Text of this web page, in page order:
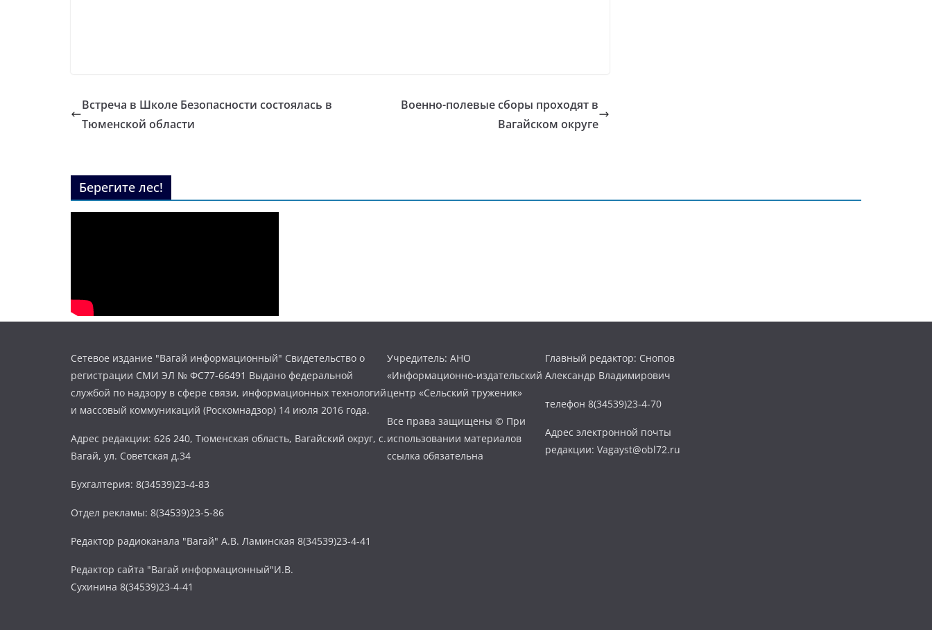
Встреча в Школе Безопасности состоялась в
Тюменской области
Военно-полевые сборы проходят в
Вагайском округе
Берегите лес!
Сетевое издание "Вагай информационный" Свидетельство о
регистрации СМИ ЭЛ № ФС77-66491 Выдано федеральной
службой по надзору в сфере связи, информационных технологий
и массовый коммуникаций (Роскомнадзор) 14 июля 2016 года.
Адрес редакции: 626 240, Тюменская область, Вагайский округ, с.
Вагай, ул. Советская д.34
Бухгалтерия: 8(34539)23-4-83
Отдел рекламы: 8(34539)23-5-86
Редактор радиоканала "Вагай" А.В. Ламинская 8(34539)23-4-41
Редактор сайта "Вагай информационный"И.В.
Сухинина 8(34539)23-4-41
Учредитель: АНО
«Информационно-издательский
центр «Сельский труженик»
Все права защищены © При
использовании материалов
ссылка обязательна
Главный редактор: Снопов
Александр Владимирович
телефон 8(34539)23-4-70
Адрес электронной почты
редакции: Vagayst@obl72.ru